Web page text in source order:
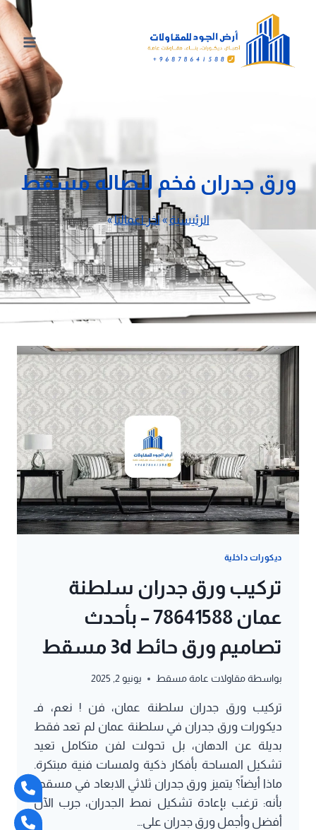
ورق جدران فخم للصاله مسقط
الرئيسية»اخر اعمالنا»
ديكورات داخلية
تركيب ورق جدران سلطنة
عمان 78641588 – بأحدث
تصاميم ورق حائط 3d مسقط
بواسطة مقاولات عامة مسقط يونيو 2, 2025
تركيب ورق جدران سلطنة عمان، فن ! نعم، فـ
ديكورات ورق جدران في سلطنة عمان لم تعد فقط
بديلة عن الدهان، بل تحولت لفن متكامل تعيد
تشكيل المساحة بأفكار ذكية ولمسات فنية مبتكرة.
ماذا أيضاً؟ يتميز ورق جدران ثلاثي الابعاد في مسقط
بأنه: ترغب بإعادة تشكيل نمط الجدران، جرب الآن
أفضل وأجمل ورق جدران على…